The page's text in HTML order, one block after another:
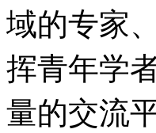
域的专家
挥青年学
量的交流